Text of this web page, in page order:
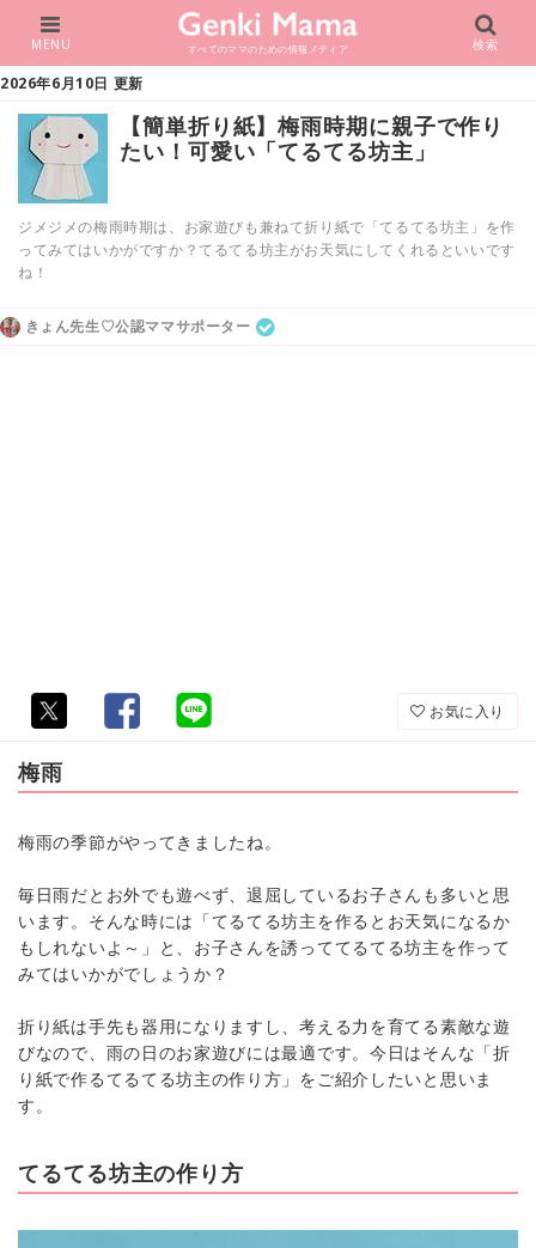
すべてのママのための情報メディア
MENU 検索
2026年6月10日 更新
【簡単折り紙】梅雨時期に親子で作り
たい！可愛い「てるてる坊主」
ジメジメの梅雨時期は、お家遊びも兼ねて折り紙で「てるてる坊主」を作
ってみてはいかがですか？てるてる坊主がお天気にしてくれるといいです
ね！
きょん先生♡公認ママサポーター
お気に入り
梅雨
梅雨の季節がやってきましたね。
毎日雨だとお外でも遊べず、退屈しているお子さんも多いと思
います。そんな時には「てるてる坊主を作るとお天気になるか
もしれないよ～」と、お子さんを誘っててるてる坊主を作って
みてはいかがでしょうか？
折り紙は手先も器用になりますし、考える力を育てる素敵な遊
びなので、雨の日のお家遊びには最適です。今日はそんな「折
り紙で作るてるてる坊主の作り方」をご紹介したいと思いま
す。
てるてる坊主の作り方